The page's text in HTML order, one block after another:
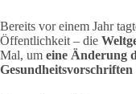
Bereits vor einem Jahr
Öffentlichkeit – die
Mal, um eine Änderung